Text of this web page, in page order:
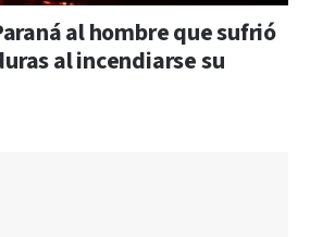
al hombre que sufrió
al incendiarse su